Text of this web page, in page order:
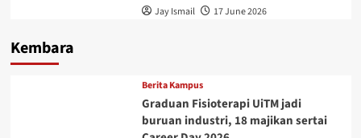
Jay Ismail 17 June 2026
Kembara
Berita Kampus
Graduan Fisioterapi UiTM jadi
buruan industri, 18 majikan sertai